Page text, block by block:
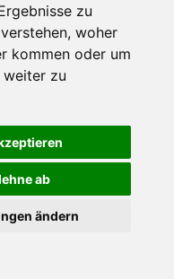
zu
woher
kommen oder um
weiter zu
ab
ändern